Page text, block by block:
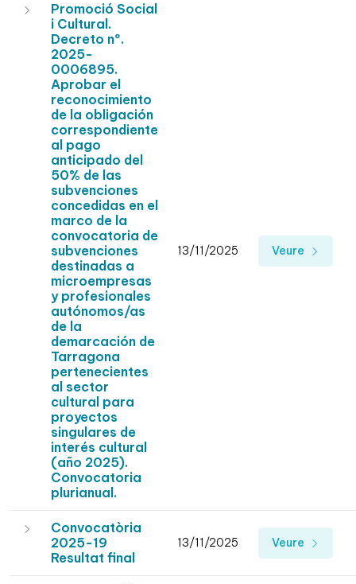
Promoció Social
i Cultural.
Decreto nº.
2025-
0006895.
Aprobar el
reconocimiento
de la obligación
correspondiente
al pago
anticipado del
50% de las
subvenciones
concedidas en el
marco de la
convocatoria de
subvenciones
destinadas a
microempresas
y profesionales
autónomos/as
de la
demarcación de
Tarragona
pertenecientes
al sector
cultural para
proyectos
singulares de
interés cultural
(año 2025).
Convocatoria
plurianual.
13/11/2025 Veure
Convocatòria
2025-19
Resultat final
13/11/2025 Veure